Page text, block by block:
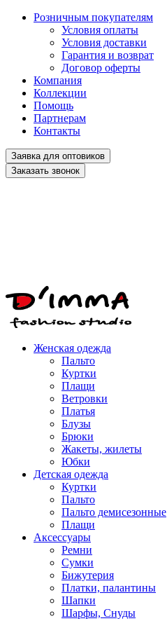
Розничным покупателям
Условия оплаты
Условия доставки
Гарантия и возврат
Договор оферты
Компания
Коллекции
Помощь
Партнерам
Контакты
Заявка для оптовиков
Заказать звонок
Женская одежда
Пальто
Куртки
Плащи
Ветровки
Платья
Блузы
Брюки
Жакеты, жилеты
Юбки
Детская одежда
Куртки
Пальто
Пальто демисезонные
Плащи
Аксессуары
Ремни
Сумки
Бижутерия
Платки, палантины
Шапки
Шарфы, Снуды